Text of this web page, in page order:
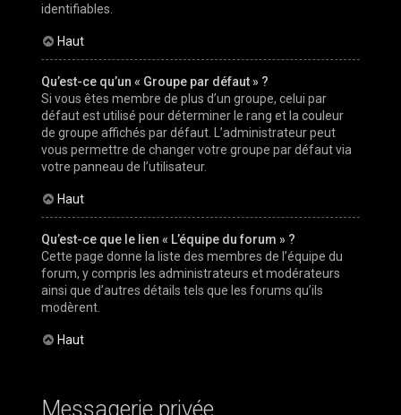
identifiables.
Haut
Qu’est-ce qu’un « Groupe par défaut » ?
Si vous êtes membre de plus d’un groupe, celui par
défaut est utilisé pour déterminer le rang et la couleur
de groupe affichés par défaut. L’administrateur peut
vous permettre de changer votre groupe par défaut via
votre panneau de l’utilisateur.
Haut
Qu’est-ce que le lien « L’équipe du forum » ?
Cette page donne la liste des membres de l’équipe du
forum, y compris les administrateurs et modérateurs
ainsi que d’autres détails tels que les forums qu’ils
modèrent.
Haut
Messagerie privée